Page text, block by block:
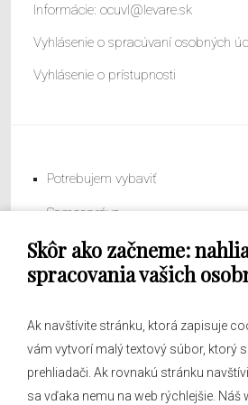
Skôr ako začneme:
spracovania vašich
Ak navštívite stránku, ktorá zapisuje
vám vytvorí malý textový súbor, ktorý
prehliadači. Ak rovnakú stránku
sa vďaka nemu na web rýchlejšie. Náš
Informácie: ocuvl@levare.sk
Vyhlásenie o spracúvaní osobných
Vyhlásenie o prístupnosti
Potrebujem vybaviť
Samospráva
Obecný úrad
O obci